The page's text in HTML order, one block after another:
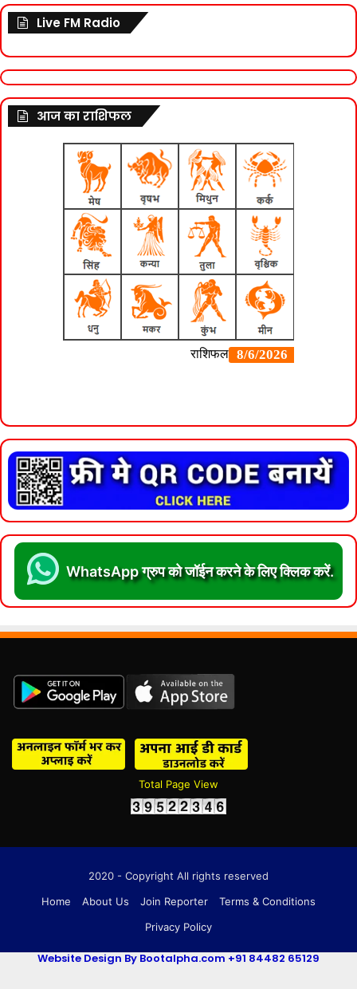
Live FM Radio
आज का राशिफल
WhatsApp ग्रुप को जॉईन करने के लिए क्लिक करें.
Total Page View
2020 - Copyright All rights reserved
Home
About Us Join Reporter
Terms & Conditions
Privacy Policy
Website Design By Bootalpha.com +91 84482 65129